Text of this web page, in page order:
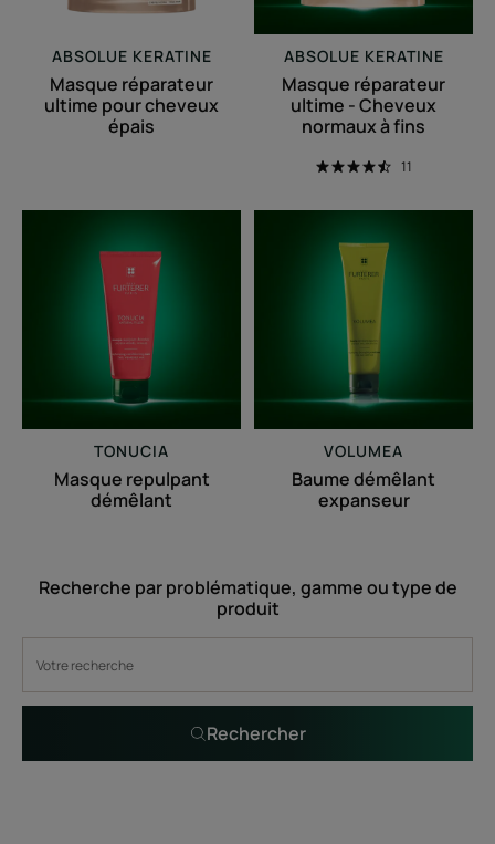
ABSOLUE KERATINE
Masque réparateur
ultime pour cheveux
épais
fins
ABSOLUE KERATINE
Masque réparateur
ultime - Cheveux
normaux à fins
11
repulpant
démêlant
TONUCIA
Masque repulpant
démêlant
démêlant
expanseur
VOLUMEA
Baume démêlant
expanseur
Recherche par problématique, gamme ou type de
produit
Rechercher